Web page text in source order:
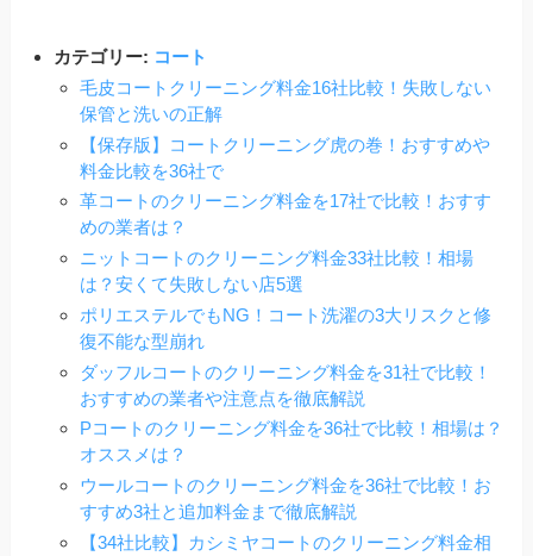
カテゴリー: コート
毛皮コートクリーニング料金16社比較！失敗しない
保管と洗いの正解
【保存版】コートクリーニング虎の巻！おすすめや
料金比較を36社で
革コートのクリーニング料金を17社で比較！おすす
めの業者は？
ニットコートのクリーニング料金33社比較！相場
は？安くて失敗しない店5選
ポリエステルでもNG！コート洗濯の3大リスクと修
復不能な型崩れ
ダッフルコートのクリーニング料金を31社で比較！
おすすめの業者や注意点を徹底解説
Pコートのクリーニング料金を36社で比較！相場は？
オススメは？
ウールコートのクリーニング料金を36社で比較！お
すすめ3社と追加料金まで徹底解説
【34社比較】カシミヤコートのクリーニング料金相